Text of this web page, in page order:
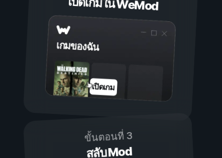
เปิดเกมใน WeMod
เกมของฉัน
เปิดเกม
ขั้นตอนที่ 3
สลับ Mod